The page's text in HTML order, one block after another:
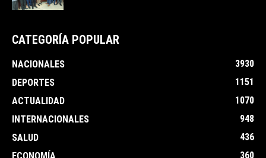
CATEGORÍA POPULAR
NACIONALES
3930
DEPORTES
1151
ACTUALIDAD
1070
INTERNACIONALES
948
SALUD
436
360